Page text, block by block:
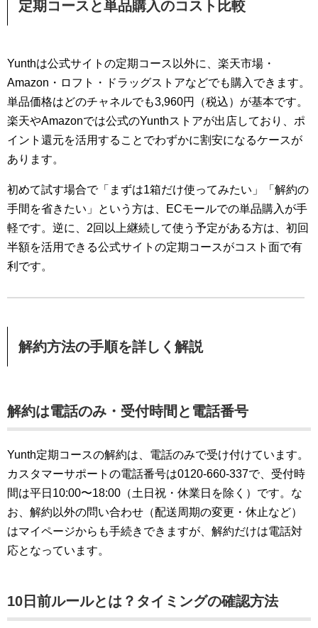
定期コースと単品購入のコスト比較
Yunthは公式サイトの定期コース以外に、楽天市場・
Amazon・ロフト・ドラッグストアなどでも購入できます。
単品価格はどのチャネルでも3,960円（税込）が基本です。
楽天やAmazonでは公式のYunthストアが出店しており、ポ
イント還元を活用することでわずかに割安になるケースが
あります。
初めて試す場合で「まずは1箱だけ使ってみたい」「解約の
手間を省きたい」という方は、ECモールでの単品購入が手
軽です。逆に、2回以上継続して使う予定がある方は、初回
半額を活用できる公式サイトの定期コースがコスト面で有
利です。
解約方法の手順を詳しく解説
解約は電話のみ・受付時間と電話番号
Yunth定期コースの解約は、電話のみで受け付けています。
カスタマーサポートの電話番号は0120-660-337で、受付時
間は平日10:00〜18:00（土日祝・休業日を除く）です。な
お、解約以外の問い合わせ（配送周期の変更・休止など）
はマイページからも手続きできますが、解約だけは電話対
応となっています。
10日前ルールとは？タイミングの確認方法